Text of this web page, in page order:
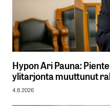
Hypon Ari Pauna:
ylitarjonta muuttunut
4.8.2026